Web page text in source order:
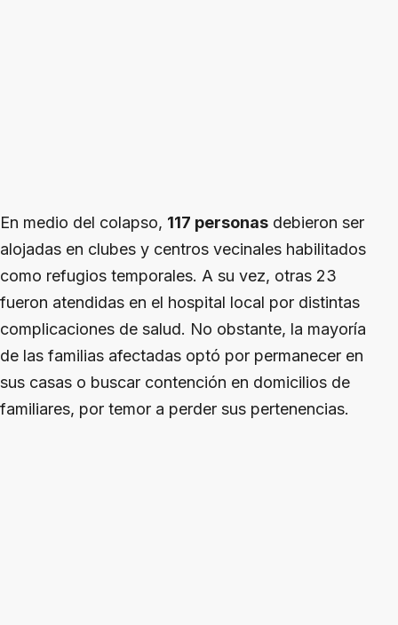
En medio del colapso, 117 personas debieron ser
alojadas en clubes y centros vecinales habilitados
como refugios temporales. A su vez, otras 23
fueron atendidas en el hospital local por distintas
complicaciones de salud. No obstante, la mayoría
de las familias afectadas optó por permanecer en
sus casas o buscar contención en domicilios de
familiares, por temor a perder sus pertenencias.